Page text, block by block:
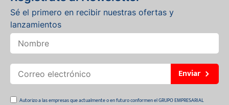
Sé el primero en recibir nuestras ofertas y
lanzamientos
Enviar
Autorizo a las empresas que actualmente o en futuro conformen el GRUPO EMPRESARIAL